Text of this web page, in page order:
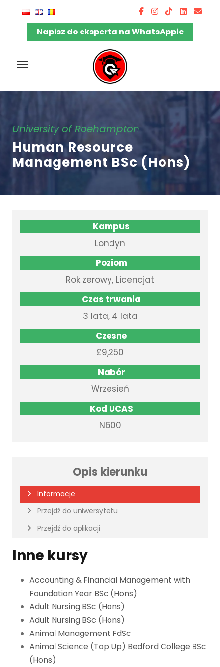
Napisz do eksperta na WhatsAppie
University of Roehampton
Human Resource
Management BSc (Hons)
Kampus
Londyn
Poziom
Rok zerowy, Licencjat
Czas trwania
3 lata, 4 lata
Czesne
£9,250
Nabór
Wrzesień
Kod UCAS
N600
Opis kierunku
Informacje
Przejdź do uniwersytetu
Przejdź do aplikacji
Inne kursy
Accounting & Financial Management with
Foundation Year BSc (Hons)
Adult Nursing BSc (Hons)
Adult Nursing BSc (Hons)
Animal Management FdSc
Animal Science (Top Up) Bedford College BSc
(Hons)